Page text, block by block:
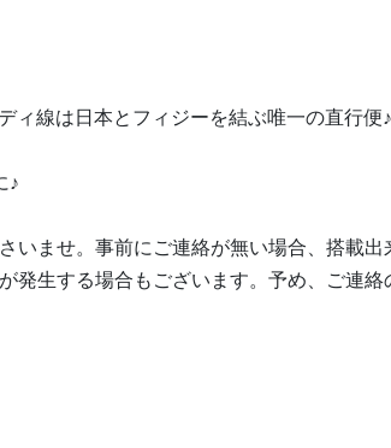
ィ線は日本とフィジーを結ぶ唯一の直行便♪
♪
いませ。事前にご連絡が無い場合、搭載出
発生する場合もございます。予め、ご連絡